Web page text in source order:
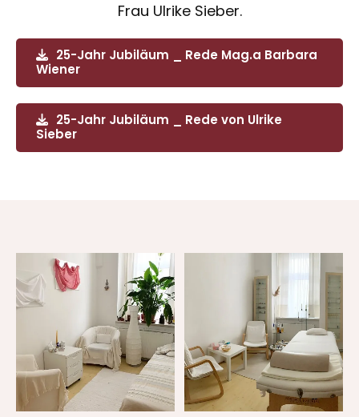
Frau Ulrike Sieber.
25-Jahr Jubiläum _ Rede Mag.a Barbara
Wiener
25-Jahr Jubiläum _ Rede von Ulrike
Sieber